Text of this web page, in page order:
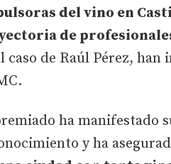
del vino en
de
caso de Raúl Pérez,
ha manifestado
y ha